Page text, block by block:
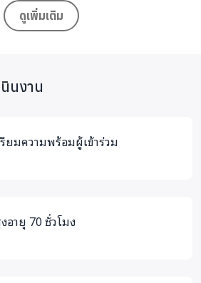
องคนจะกลับไปปฏิบัติงานใน
ระวังปัญหาความรุนแรงใน
เพียงอย่างเดียว แต่ลงทุนสร้าง
ดูเพิ่มเติม
นงาน
ยมความพร้อมผู้เข้าร่วม
ายุ 70 ชั่วโมง